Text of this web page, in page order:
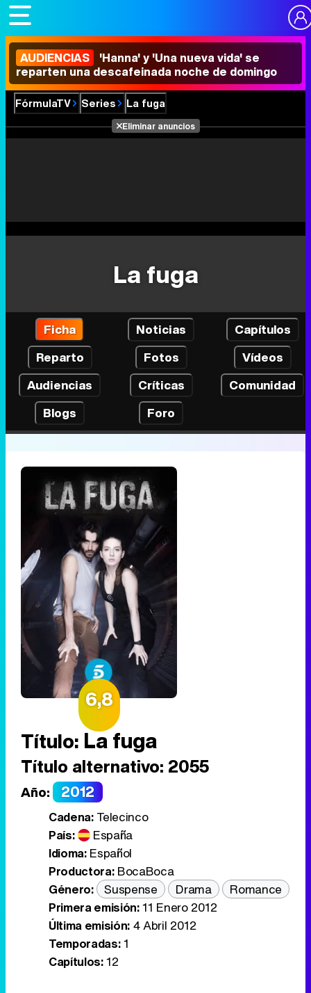
AUDIENCIAS 'Hanna' y 'Una nueva vida' se
reparten una descafeinada noche de domingo
FórmulaTV Series La fuga
Eliminar anuncios
La fuga
Ficha Noticias
Capítulos
Reparto
Fotos
Vídeos
Audiencias
Críticas
Comunidad
Blogs
Foro
6,8
Título: La fuga
Título alternativo: 2055
Año: 2012
Cadena:Telecinco
País:
España
Idioma: Español
Productora: BocaBoca
Género:
Suspense Drama
Romance
Primera emisión:11 Enero 2012
Última emisión:4 Abril 2012
Temporadas:1
Capítulos:12